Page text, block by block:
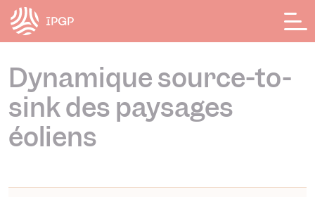
Dynamique source-to-
sink des paysages
éoliens
Panneau de gestion des cookies